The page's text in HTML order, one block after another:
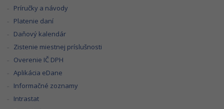
Príručky a návody
Platenie daní
Daňový kalendár
Zistenie miestnej príslušnosti
Overenie IČ DPH
Aplikácia eDane
Informačné zoznamy
Intrastat